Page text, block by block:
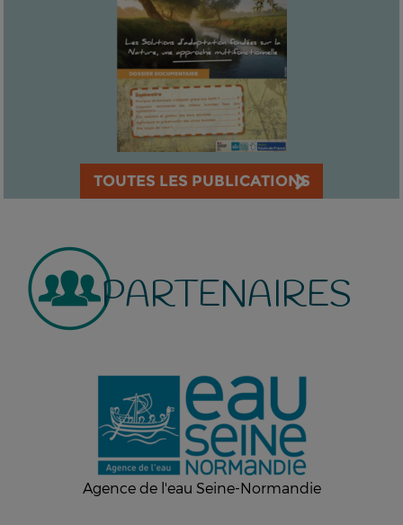
TOUTES LES PUBLICATIONS
PARTENAIRES
Agence de l'eau Seine-Normandie